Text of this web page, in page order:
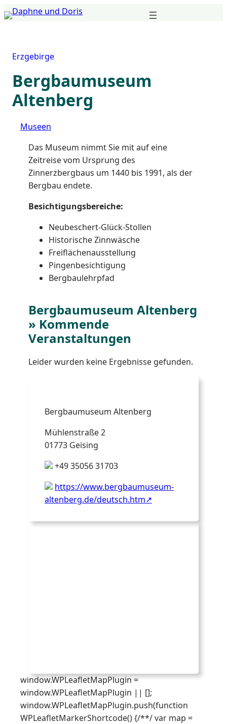
Zum
Inhalt
Erzgebirge
Bergbaumuseum
Altenberg
Museen
Das Museum nimmt Sie mit auf eine
Zeitreise vom Ursprung des
Zinnerzbergbaus um 1440 bis 1991, als der
Bergbau endete.
Besichtigungsbereiche:
Neubeschert-Glück-Stollen
Historische Zinnwäsche
Freiflächenausstellung
Pingenbesichtigung
Bergbaulehrpfad
Bergbaumuseum Altenberg
» Kommende
Veranstaltungen
Leider wurden keine Ergebnisse gefunden.
Bergbaumuseum Altenberg
Mühlenstraße 2
01773 Geising
+49 35056 31703
https://www.bergbaumuseum-
altenberg.de/deutsch.htm
window.WPLeafletMapPlugin =
window.WPLeafletMapPlugin || [];
window.WPLeafletMapPlugin.push(function
WPLeafletMarkerShortcode() {/**/ var map =